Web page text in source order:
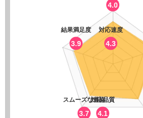
4.0
対応速度
4.3
対応品質
4.1
スムーズな連絡
3.7
結果満足度
3.9